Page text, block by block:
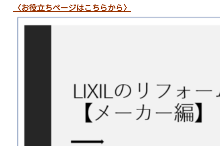
〈お役立ちページはこちらから〉